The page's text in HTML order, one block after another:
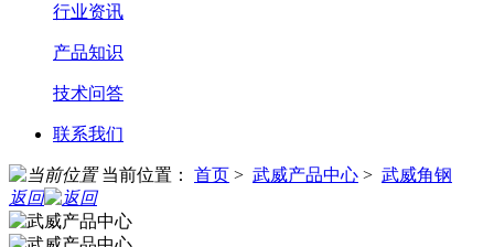
行业资讯
产品知识
技术问答
联系我们
当前位置： 首页 > 武威产品中心 > 武威角钢
返回